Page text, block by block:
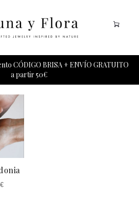
CÓDIGO BRISA + ENVÍO GRATUITO
a partir 50€
€